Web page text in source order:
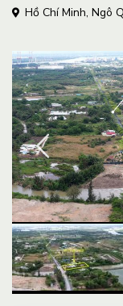
Hồ Chí Minh, Ngô